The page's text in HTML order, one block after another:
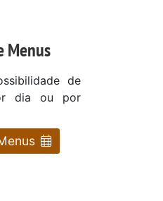
Menus
de
dia ou por